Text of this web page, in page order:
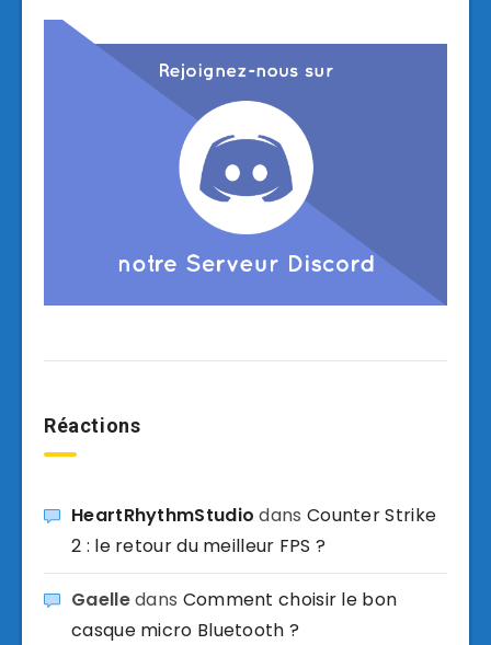
Réactions
HeartRhythmStudio dans Counter Strike
2 : le retour du meilleur FPS ?
Gaelledans Comment choisir le bon
casque micro Bluetooth ?